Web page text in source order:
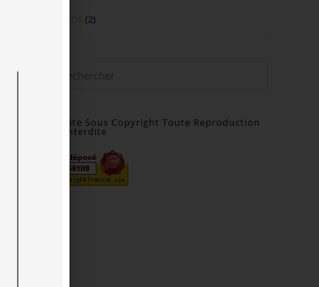
VIDEOS (2)
Site Sous Copyright Toute Reproduction
Interdite